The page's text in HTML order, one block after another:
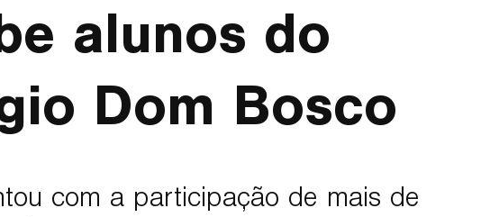
alunos do
Dom Bosco
com a participação de mais de